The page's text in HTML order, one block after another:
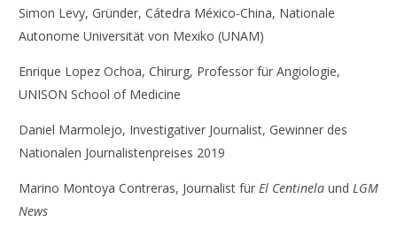
Simon Levy, Gründer, Cátedra México-China, Nationale
Autonome Universität von Mexiko (UNAM)
Enrique Lopez Ochoa, Chirurg, Professor für Angiologie,
UNISON School of Medicine
Daniel Marmolejo, Investigativer Journalist, Gewinner des
Nationalen Journalistenpreises 2019
Marino Montoya Contreras, Journalist für El Centinelaund LGM
News